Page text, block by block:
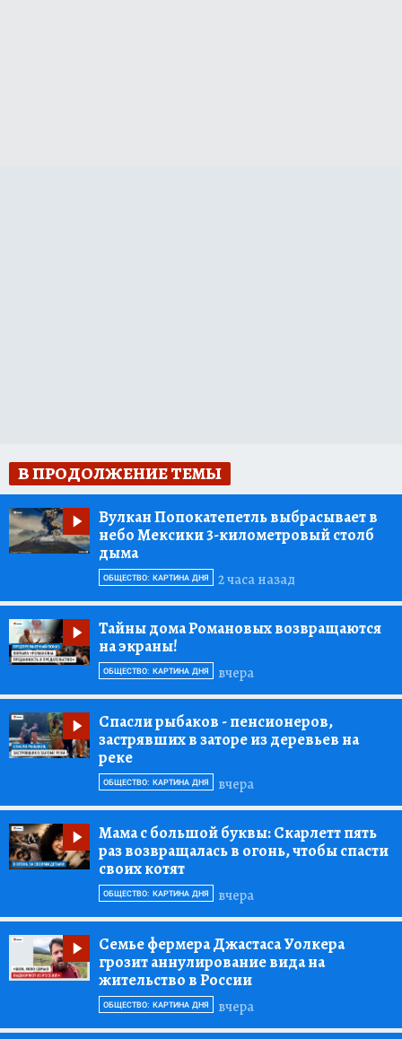
В ПРОДОЛЖЕНИЕ ТЕМЫ
Вулкан Попокатепетль выбрасывает в
небо Мексики 3-километровый столб
дыма
2 часа назад
ОБЩЕСТВО: КАРТИНА ДНЯ
Тайны дома Романовых возвращаются
на экраны!
вчера
ОБЩЕСТВО: КАРТИНА ДНЯ
Спасли рыбаков - пенсионеров,
застрявших в заторе из деревьев на
реке
вчера
ОБЩЕСТВО: КАРТИНА ДНЯ
Мама с большой буквы:Скарлетт пять
раз возвращалась в огонь, чтобы спасти
своих котят
вчера
ОБЩЕСТВО: КАРТИНА ДНЯ
Семье фермера Джастаса Уолкера
грозит аннулирование вида на
жительство в России
вчера
ОБЩЕСТВО: КАРТИНА ДНЯ